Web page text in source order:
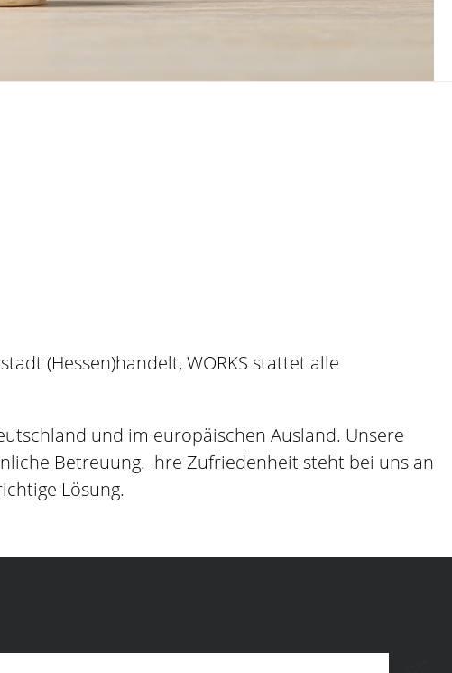
(Hessen)handelt, WORKS stattet alle
und im europäischen Ausland. Unsere
Betreuung. Ihre Zufriedenheit steht bei uns an
Lösung.